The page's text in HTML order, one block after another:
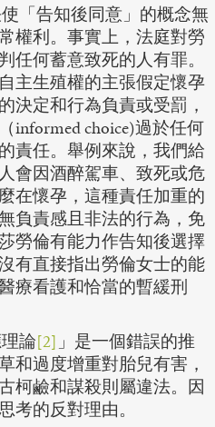
「告知後同意」的概念無
權利。事實上，法庭對勞
任何蓄意致死的人有罪。
主生殖權的主張假定懷孕
決定和行為負責或受罰，
informed choice)過於任何
責任。舉例來說，我們給
會因酒醉駕車、致死或危
在懷孕，這種責任加重的
負責感且非法的行為，免
勞倫有能力作告知後選擇
有直接指出勞倫女士的能
療看護和恰當的暫緩刑
論[2] 」是一個錯誤的推
和過度增重對胎兒有害，
柯鹼和謀殺則屬違法。因
考的反對理由。